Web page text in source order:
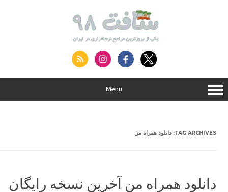
Menu
TAG ARCHIVES: دانلود همراه من
دانلود همراه من آخرین نسخه رایگان